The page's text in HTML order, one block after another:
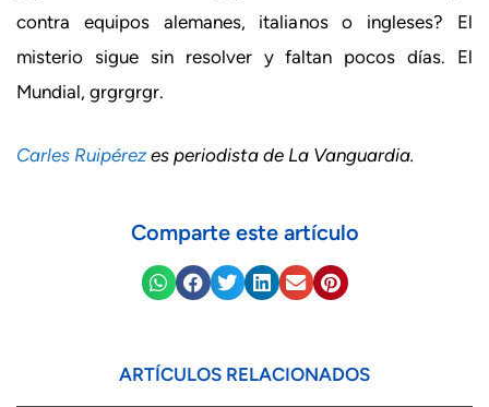
contra equipos alemanes, italianos o ingleses? El
misterio sigue sin resolver y faltan pocos días. El
Mundial, grgrgrgr.
Carles Ruipérezes periodista de La Vanguardia.
Comparte este artículo
ARTÍCULOS RELACIONADOS